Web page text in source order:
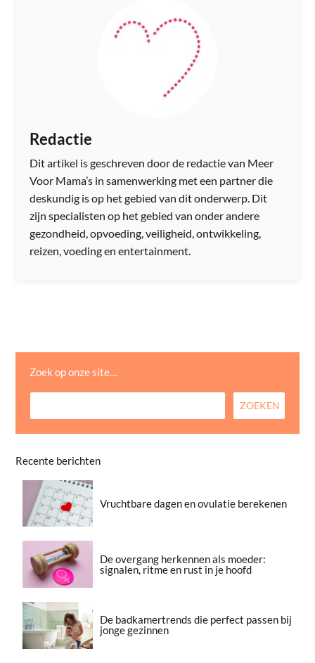
Redactie
Dit artikel is geschreven door de redactie van Meer
Voor Mama’s in samenwerking met een partner die
deskundig is op het gebied van dit onderwerp. Dit
zijn specialisten op het gebied van onder andere
gezondheid, opvoeding, veiligheid, ontwikkeling,
reizen, voeding en entertainment.
Zoek op onze site…
Recente berichten
Vruchtbare dagen en ovulatie berekenen
De overgang herkennen als moeder:
signalen, ritme en rust in je hoofd
De badkamertrends die perfect passen bij
jonge gezinnen